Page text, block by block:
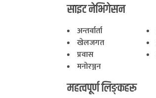
साइट नेभिगेसन
अन्तर्वार्ता
खेलजगत
प्रवास
मनोरञ्जन
महत्वपूर्ण लिङ्कहरू